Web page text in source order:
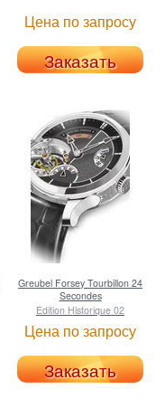
Цена по запросу
Заказать
Greubel Forsey Tourbillon 24
Secondes
Edition Historique 02
Цена по запросу
Заказать